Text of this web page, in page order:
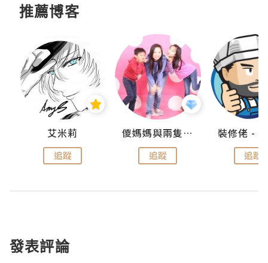
推薦博客
艾米莉
追蹤
儍媽媽與兩隻小魔怪之家
追蹤 追蹤
發表評論